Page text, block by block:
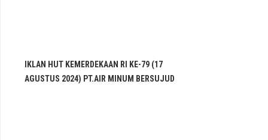
IKLAN HUT KEMERDEKAAN RI KE-79 (17
AGUSTUS 2024) PT.AIR MINUM BERSUJUD